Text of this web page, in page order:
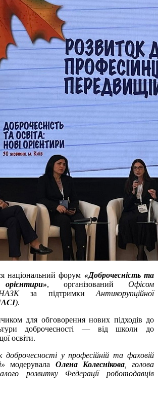
національний форум «Доброчесність та
, організований Офісом
за підтримки Антикорупційної
).
для обговорення нових підходів до
доброчесності — від школи до
освіти.
доброчесності у професійній та фаховій
модерувала Олена Колеснікова, голова
розвитку Федерації роботодавців